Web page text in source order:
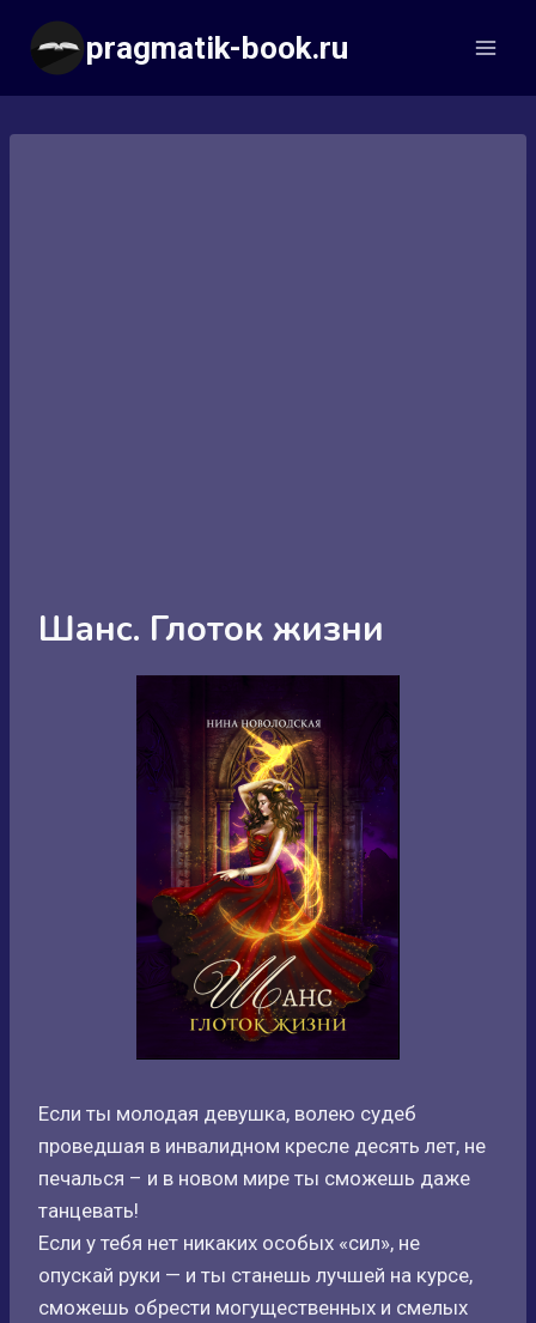
Перейти
содержимому
pragmatik-book.ru
Шанс. Глоток жизни
Если ты молодая девушка, волею судеб
проведшая в инвалидном кресле десять лет, не
печалься – и в новом мире ты сможешь даже
танцевать!
Если у тебя нет никаких особых «сил», не
опускай руки — и ты станешь лучшей на курсе,
сможешь обрести могущественных и смелых